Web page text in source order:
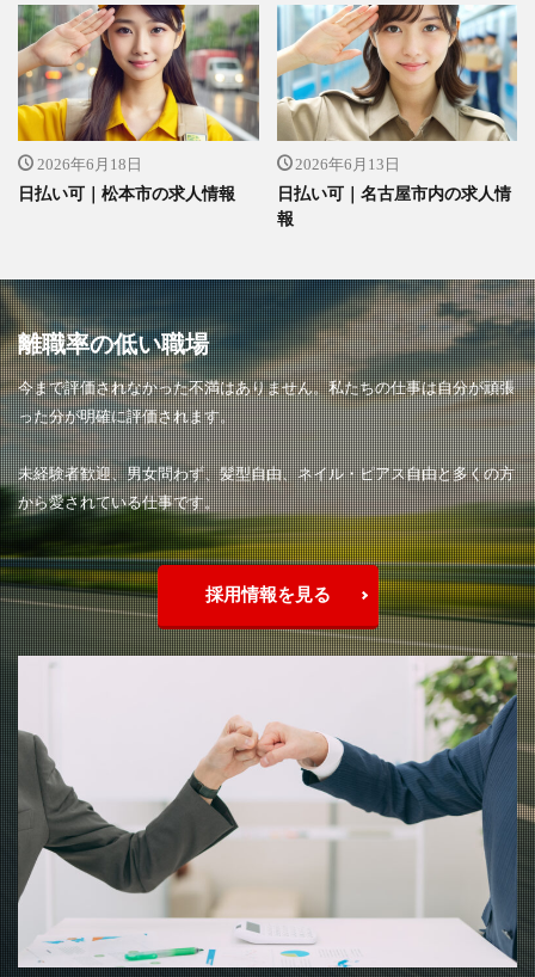
2026年6月18日
日払い可｜松本市の求人情報
2026年6月13日
日払い可｜名古屋市内の求人情
報
離職率の低い職場
今まで評価されなかった不満はありません。私たちの仕事は自分が頑張
った分が明確に評価されます。
未経験者歓迎、男女問わず、髪型自由、ネイル・ピアス自由と多くの方
から愛されている仕事です。
採用情報を見る